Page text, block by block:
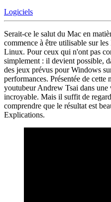
Logiciels
Serait-ce le salut du Mac en
commence à être utilisable sur
Linux. Pour ceux qui n'ont pas
simplement : il devient possible,
des jeux prévus pour Windows
performances. Présentée de cette
youtubeur Andrew Tsai dans une
incroyable. Mais il suffit de
comprendre que le résultat est
Explications.